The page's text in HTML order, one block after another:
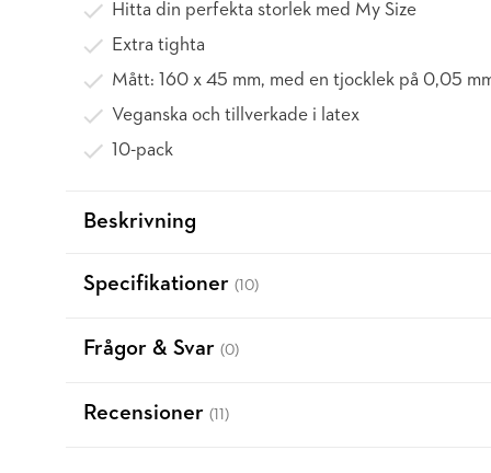
Hitta din perfekta storlek med My Size
Extra tighta
Mått: 160 x 45 mm, med en tjocklek på 0,05
Veganska och tillverkade i latex
10-pack
Beskrivning
Specifikationer (10)
Frågor & Svar (0)
Recensioner (11)